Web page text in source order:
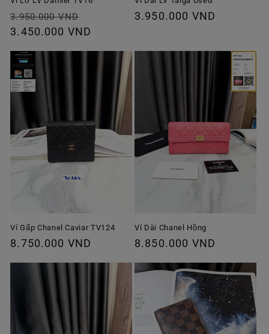
Giá
thông
3.950.000 VND
ưu
3.450.000 VND
Giá
3.950.000 VND
Ví Gấp Chanel Caviar TV124
Giá
8.750.000 VND
Ví Dài Chanel Hồng
Giá
thường
8.850.000 VND